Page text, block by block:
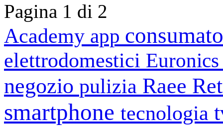
Pagina 1 di 2
Academy app
elettrodomestici
negozio pulizia Raee
smartphone tecnologia